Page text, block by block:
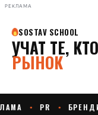
РЕКЛАМА